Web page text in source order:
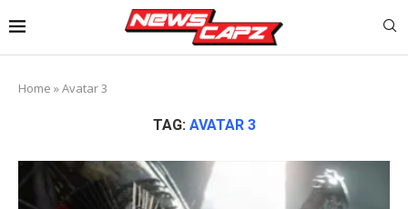
Home »Avatar 3
TAG: AVATAR 3